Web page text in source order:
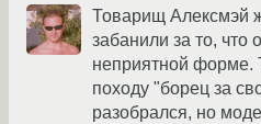
Товарищ Алексмэй
забанили за то, что
неприятной форме.
походу "борец за
разобрался, но